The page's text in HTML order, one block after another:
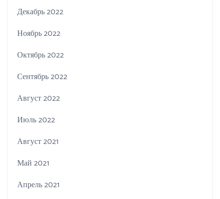
Декабрь 2022
Ноябрь 2022
Октябрь 2022
Сентябрь 2022
Август 2022
Июль 2022
Август 2021
Май 2021
Апрель 2021